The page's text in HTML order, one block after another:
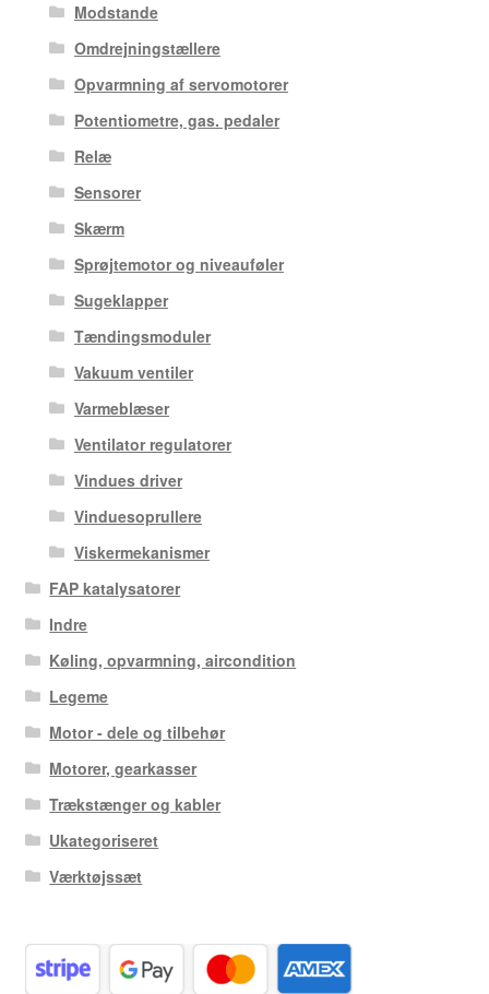
Modstande
Omdrejningstællere
Opvarmning af servomotorer
Potentiometre, gas. pedaler
Relæ
Sensorer
Skærm
Sprøjtemotor og niveauføler
Sugeklapper
Tændingsmoduler
Vakuum ventiler
Varmeblæser
Ventilator regulatorer
Vindues driver
Vinduesoprullere
Viskermekanismer
FAP katalysatorer
Indre
Køling, opvarmning, aircondition
Legeme
Motor - dele og tilbehør
Motorer, gearkasser
Trækstænger og kabler
Ukategoriseret
Værktøjssæt